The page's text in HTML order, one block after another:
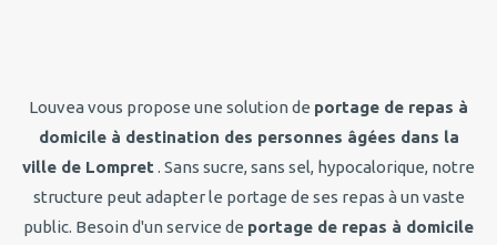
Louvea vous propose une solution de portage de repas à
domicile à destination des personnes âgées dans la
ville de Lompret . Sans sucre, sans sel, hypocalorique, notre
structure peut adapter le portage de ses repas à un vaste
public. Besoin d'un service de portage de repas à domicile